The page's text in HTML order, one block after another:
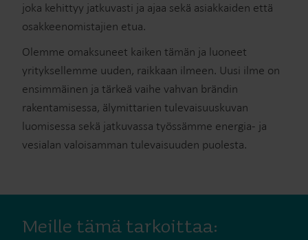
joka kehittyy jatkuvasti ja ajaa sekä asiakkaiden että
osakkeenomistajien etua.
Olemme omaksuneet kaiken tämän ja luoneet
yrityksellemme uuden, raikkaan ilmeen. Uusi ilme on
ensimmäinen ja tärkeä vaihe vahvan brändin
rakentamisessa, älymittarien tulevaisuuskuvan
luomisessa sekä jatkuvassa työssämme energia- ja
vesialan valoisamman tulevaisuuden puolesta.
Meille tämä tarkoittaa: